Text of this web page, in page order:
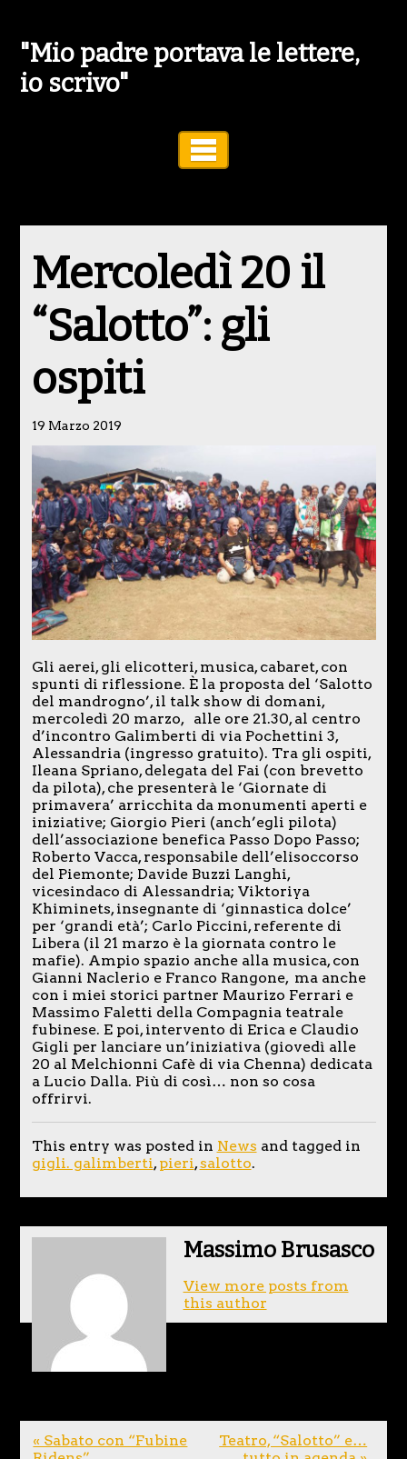
"Mio padre portava le lettere,
io scrivo"
Mercoledì 20 il
“Salotto”: gli
ospiti
19 Marzo 2019
Gli aerei, gli elicotteri, musica, cabaret, con
spunti di riflessione. È la proposta del ‘Salotto
del mandrogno’, il talk show di domani,
mercoledì 20 marzo, alle ore 21.30, al centro
d’incontro Galimberti di via Pochettini 3,
Alessandria (ingresso gratuito). Tra gli ospiti,
Ileana Spriano, delegata del Fai (con brevetto
da pilota), che presenterà le ‘Giornate di
primavera’ arricchita da monumenti aperti e
iniziative; Giorgio Pieri (anch’egli pilota)
dell’associazione benefica Passo Dopo Passo;
Roberto Vacca, responsabile dell’elisoccorso
del Piemonte; Davide Buzzi Langhi,
vicesindaco di Alessandria; Viktoriya
Khiminets, insegnante di ‘ginnastica dolce’
per ‘grandi età’; Carlo Piccini, referente di
Libera (il 21 marzo è la giornata contro le
mafie). Ampio spazio anche alla musica, con
Gianni Naclerio e Franco Rangone, ma anche
con i miei storici partner Maurizo Ferrari e
Massimo Faletti della Compagnia teatrale
fubinese. E poi, intervento di Erica e Claudio
Gigli per lanciare un’iniziativa (giovedì alle
20 al Melchionni Cafè di via Chenna) dedicata
a Lucio Dalla. Più di così… non so cosa
offrirvi.
This entry was posted in News and tagged in
gigli. galimberti,pieri,salotto.
Massimo Brusasco
View more posts from
this author
« Sabato con “Fubine
Teatro, “Salotto” e…